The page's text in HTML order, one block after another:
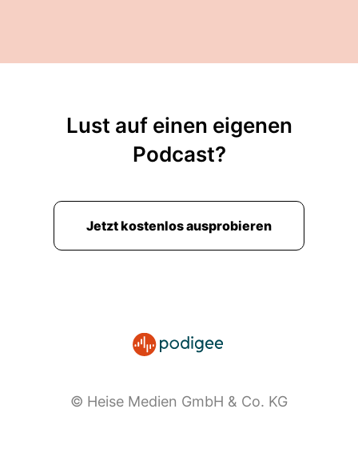
Lust auf einen eigenen
Podcast?
Jetzt kostenlos ausprobieren
© Heise Medien GmbH & Co. KG